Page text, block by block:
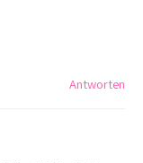
Antworten